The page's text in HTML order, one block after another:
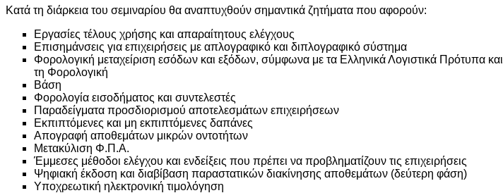
Κατά τη διάρκεια του σεμιναρίου θα αναπτυχθούν σημαντικά ζητήματα που αφορούν:
Εργασίες τέλους χρήσης και απαραίτητους ελέγχους
Επισημάνσεις για επιχειρήσεις με απλογραφικό και διπλογραφικό σύστημα
Φορολογική μεταχείριση εσόδων και εξόδων, σύμφωνα με τα Ελληνικά Λογιστικά Πρότυπα και
τη Φορολογική
Βάση
Φορολογία εισοδήματος και συντελεστές
Παραδείγματα προσδιορισμού αποτελεσμάτων επιχειρήσεων
Εκπιπτόμενες και μη εκπιπτόμενες δαπάνες
Απογραφή αποθεμάτων μικρών οντοτήτων
Μετακύλιση Φ.Π.Α.
Έμμεσες μέθοδοι ελέγχου και ενδείξεις που πρέπει να προβληματίζουν τις επιχειρήσεις
Ψηφιακή έκδοση και διαβίβαση παραστατικών διακίνησης αποθεμάτων (δεύτερη φάση)
Υποχρεωτική ηλεκτρονική τιμολόγηση